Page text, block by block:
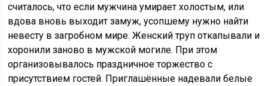
считалось, что если мужчина умирает холостым, или
вдова вновь выходит замуж, усопшему нужно найти
невесту в загробном мире. Женский труп откапывали и
хоронили заново в мужской могиле. При этом
организовывалось праздничное торжество с
присутствием гостей. Приглашённые надевали белые